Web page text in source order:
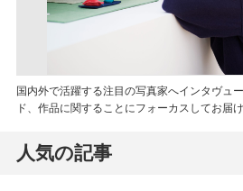
国内外で活躍する注目の写真家へインタヴュ
ド、作品に関することにフォーカスしてお届け
人気の記事